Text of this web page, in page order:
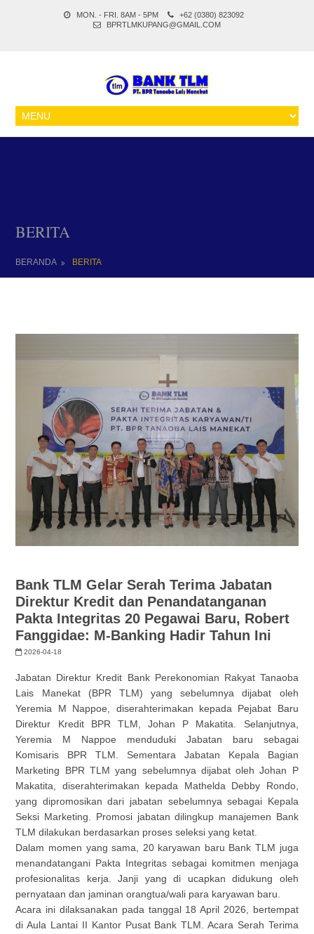
MON. - FRI. 8AM - 5PM
+62 (0380) 823092
BPRTLMKUPANG@GMAIL.COM
BERITA
BERANDA BERITA
Bank TLM Gelar Serah Terima Jabatan
Direktur Kredit dan Penandatanganan
Pakta Integritas 20 Pegawai Baru, Robert
Fanggidae: M-Banking Hadir Tahun Ini
2026-04-18
Jabatan Direktur Kredit Bank Perekonomian Rakyat Tanaoba
Lais Manekat (BPR TLM) yang sebelumnya dijabat oleh
Yeremia M Nappoe, diserahterimakan kepada Pejabat Baru
Direktur Kredit BPR TLM, Johan P Makatita. Selanjutnya,
Yeremia M Nappoe menduduki Jabatan baru sebagai
Komisaris BPR TLM. Sementara Jabatan Kepala Bagian
Marketing BPR TLM yang sebelumnya dijabat oleh Johan P
Makatita, diserahterimakan kepada Mathelda Debby Rondo,
yang dipromosikan dari jabatan sebelumnya sebagai Kepala
Seksi Marketing. Promosi jabatan dilingkup manajemen Bank
TLM dilakukan berdasarkan proses seleksi yang ketat.
Dalam momen yang sama, 20 karyawan baru Bank TLM juga
menandatangani Pakta Integritas sebagai komitmen menjaga
profesionalitas kerja. Janji yang di ucapkan didukung oleh
pernyataan dan jaminan orangtua/wali para karyawan baru.
Acara ini dilaksanakan pada tanggal 18 April 2026, bertempat
di Aula Lantai II Kantor Pusat Bank TLM. Acara Serah Terima